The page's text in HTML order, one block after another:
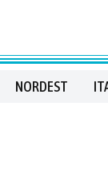
NORDEST